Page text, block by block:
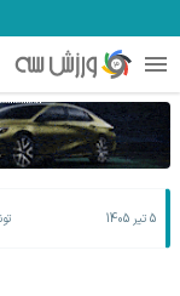
5 تیر 1405